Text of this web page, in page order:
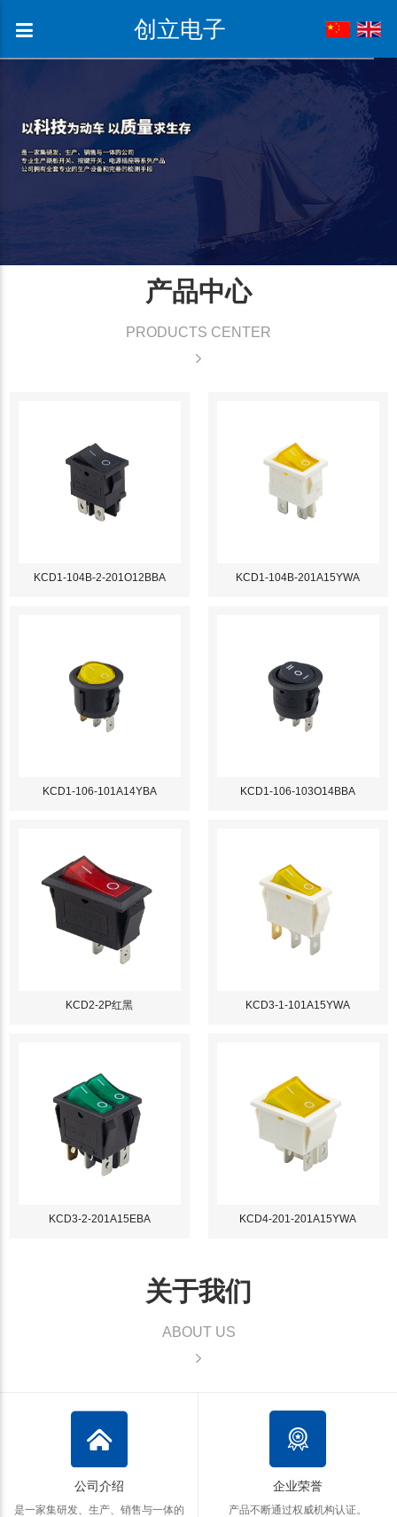
创立电子
产品中心
PRODUCTS CENTER
KCD1-104B-2-201O12BBA KCD1-104B-201A15YWA
KCD1-106-101A14YBA KCD1-106-103O14BBA
KCD2-2P红黑 KCD3-1-101A15YWA
KCD3-2-201A15EBA KCD4-201-201A15YWA
关于我们
ABOUT US
公司介绍
是一家集研发、生产、销售与一体的
企业荣誉
产品不断通过权威机构认证。